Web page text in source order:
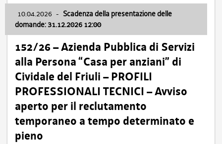
10.04.2026 - Scadenza della presentazione delle
domande: 31.12.2026 12:00
152/26 – Azienda Pubblica di Servizi
alla Persona “Casa per anziani” di
Cividale del Friuli – PROFILI
PROFESSIONALI TECNICI – Avviso
aperto per il reclutamento
temporaneo a tempo determinato e
pieno